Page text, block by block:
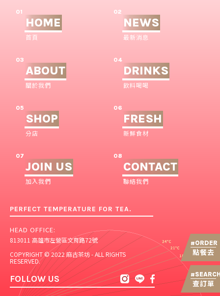
#ORDER
點餐去
#
查訂單
01
HOME
首頁
02
NEWS
最新消息
03
ABOUT
關於我們
04
DRINKS
飲料喝喝
05
SHOP
分店
06
FRESH
新鮮食材
07
JOIN US
加入我們
08
CONTACT
聯絡我們
PERFECT TEMPERATURE FOR TEA.
HEAD OFFICE:
813011 高雄市左營區文育路72號
COPYRIGHT © 2022 麻古茶坊 - ALL RIGHTS
RESERVED.
FOLLOW US